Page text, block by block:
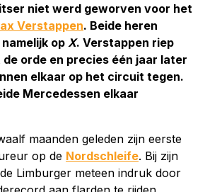
niet werd geworven voor het
Verstappen. Beide heren
op X. Verstappen riep
orde en precies één jaar later
elkaar op het circuit tegen.
Mercedessen elkaar
maanden geleden zijn eerste
op de Nordschleife. Bij zijn
Limburger meteen indruk door